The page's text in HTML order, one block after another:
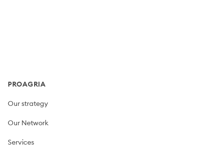
PROAGRIA
Our strategy
Our Network
Services